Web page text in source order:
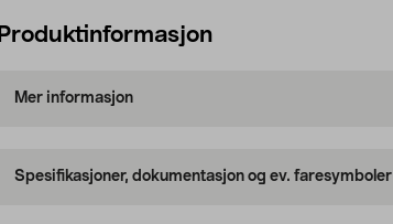
Produktinformasjon
Mer informasjon
Spesifikasjoner, dokumentasjon og ev. faresymboler